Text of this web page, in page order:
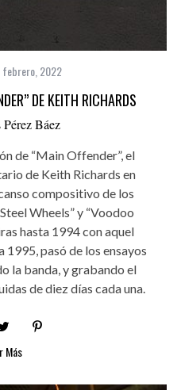
febrero, 2022
DE KEITH RICHARDS
Báez
de “Main Offender”, el
de Keith Richards en
compositivo de los
Wheels” y “Voodoo
hasta 1994 con aquel
1995, pasó de los ensayos
la banda, y grabando el
de diez días cada una.
Más